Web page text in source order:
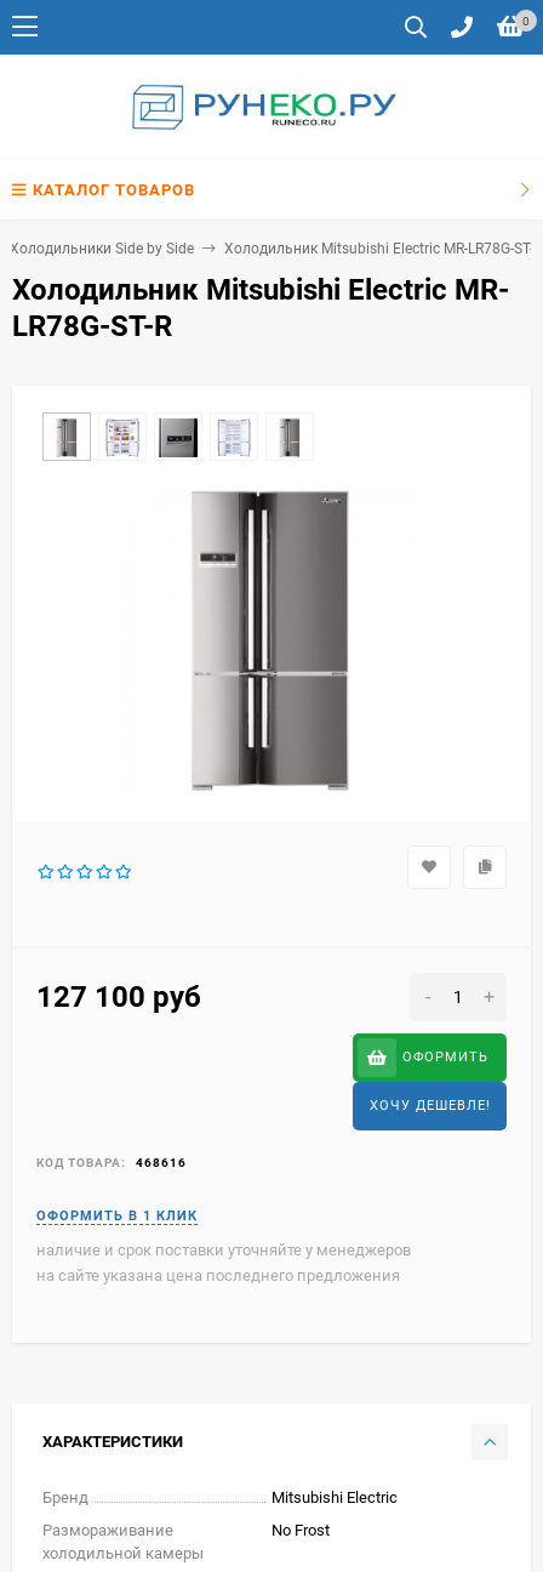
0
КАТАЛОГ ТОВАРОВ
Холодильники Side by Side Холодильник Mitsubishi Electric MR-LR78G-ST-R
Холодильник Mitsubishi Electric MR-
LR78G-ST-R
127 100 руб - +
ОФОРМИТЬ
ХОЧУ ДЕШЕВЛЕ!
КОД ТОВАРА: 468616
наличие и срок поставки уточняйте у менеджеров
на сайте указана цена последнего предложения
ХАРАКТЕРИСТИКИ
Бренд
Mitsubishi Electric
Размораживание
холодильной камеры
No Frost